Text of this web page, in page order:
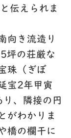
伝えられま
向き流造り
坪の荘厳な
珠（ぎぼ
宝2年甲寅
、隣接の円
がわかりま
橋の欄干に